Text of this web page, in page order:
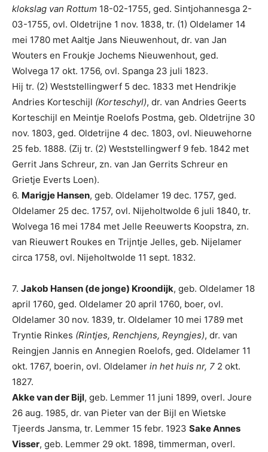
klokslag van Rottum 18-02-1755, ged. Sintjohannesga 2-
03-1755, ovl. Oldetrijne 1 nov. 1838, tr. (1) Oldelamer 14
mei 1780 met Aaltje Jans Nieuwenhout, dr. van Jan
Wouters en Froukje Jochems Nieuwenhout, ged.
Wolvega 17 okt. 1756, ovl. Spanga 23 juli 1823.
Hij tr. (2) Weststellingwerf 5 dec. 1833 met Hendrikje
Andries Korteschijl (Korteschyl), dr. van Andries Geerts
Korteschijl en Meintje Roelofs Postma, geb. Oldetrijne 30
nov. 1803, ged. Oldetrijne 4 dec. 1803, ovl. Nieuwehorne
25 feb. 1888. (Zij tr. (2) Weststellingwerf 9 feb. 1842 met
Gerrit Jans Schreur, zn. van Jan Gerrits Schreur en
Grietje Everts Loen).
6. Marigje Hansen, geb. Oldelamer 19 dec. 1757, ged.
Oldelamer 25 dec. 1757, ovl. Nijeholtwolde 6 juli 1840, tr.
Wolvega 16 mei 1784 met Jelle Reeuwerts Koopstra, zn.
van Rieuwert Roukes en Trijntje Jelles, geb. Nijelamer
circa 1758, ovl. Nijeholtwolde 11 sept. 1832.
7. Jakob Hansen (de jonge) Kroondijk, geb. Oldelamer 18
april 1760, ged. Oldelamer 20 april 1760, boer, ovl.
Oldelamer 30 nov. 1839, tr. Oldelamer 10 mei 1789 met
Tryntie Rinkes (Rintjes, Renchjens, Reyngjes), dr. van
Reingjen Jannis en Annegien Roelofs, ged. Oldelamer 11
okt. 1767, boerin, ovl. Oldelamer in het huis nr, 7 2 okt.
1827.
Akke van der Bijl, geb. Lemmer 11 juni 1899, overl. Joure
26 aug. 1985, dr. van Pieter van der Bijl en Wietske
Tjeerds Jansma, tr. Lemmer 15 febr. 1923 Sake Annes
Visser, geb. Lemmer 29 okt. 1898, timmerman, overl.